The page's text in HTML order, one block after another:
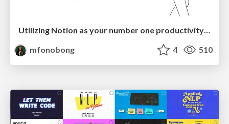
Utilizing Notion as your number one productivity tool
mfonobong
4 510